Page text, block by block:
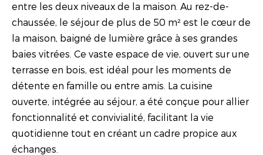
entre les deux niveaux de la maison. Au rez-de-
chaussée, le séjour de plus de 50 m² est le cœur de
la maison, baigné de lumière grâce à ses grandes
baies vitrées. Ce vaste espace de vie, ouvert sur une
terrasse en bois, est idéal pour les moments de
détente en famille ou entre amis. La cuisine
ouverte, intégrée au séjour, a été conçue pour allier
fonctionnalité et convivialité, facilitant la vie
quotidienne tout en créant un cadre propice aux
échanges.